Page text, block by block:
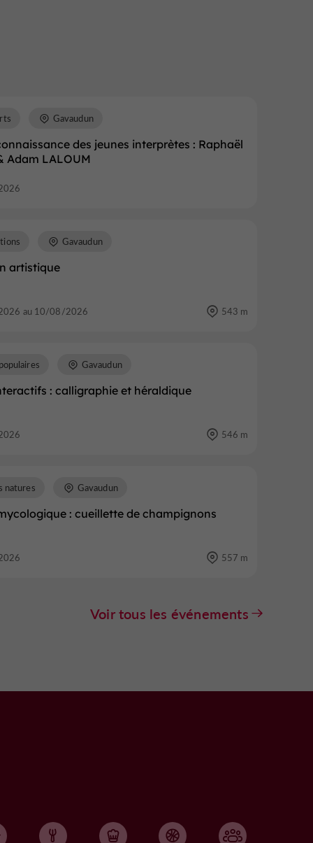
des jeunes interprètes : Raphaël
Adam LALOUM
Gavaudun
artistique
Gavaudun
au 10/08/2026 543 m
: calligraphie et héraldique
Gavaudun
546 m
: cueillette de champignons
natures Gavaudun
557 m
Voir tous les événements